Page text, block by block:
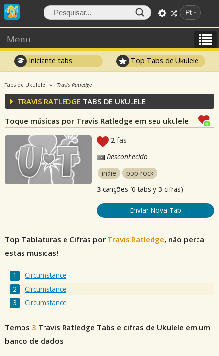
Pt
Menu
Iniciante tabs Top Tabs de Ukulele
Tabs de Ukulele Travis Ratledge
TRAVIS RATLEDGE TABS DE UKULELE
Toque músicas por Travis Ratledge em seu ukulele
2 fãs
Desconhecido
indie
pop rock
3 canções (0 tabs y 3 cifras)
Enviar Nova Tab
Top Tablaturas e Cifras por Travis Ratledge, não perca
estas músicas!
Circumstance
Circumstance
Circumstance
Temos 3 Travis Ratledge Tabs e cifras de Ukulele em um
banco de dados